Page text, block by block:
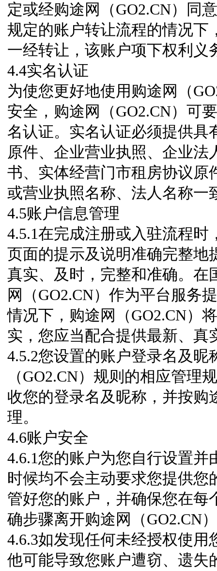
定或经购途网（GO2.CN）同
规定的账户转让流程的情况下
一经转让，该账户项下权利义
4.4实名认证
为使您更好地使用购途网（
安全，购途网（GO2.CN）可
名认证。实名认证必须提供具
原件、企业营业执照、企业
书、实体经营门市租房协议原
或营业执照名称、法人名称一
4.5账户信息管理
4.5.1在完成注册或入驻流程时
页面的提示及说明准确完整地
真实、及时，完整和准确。在
网（GO2.CN）作为平台服务
情况下，购途网（GO2.CN）
实，您应当配合提供最新、真
4.5.2您设置的账户登录名及
（GO2.CN）规则的相应管理
收您的登录名及昵称，并按购
理。
4.6账户安全
4.6.1您的账户为您自行设置并
时候均不会主动要求您提供
管好您的账户，并确保您在
确步骤离开购途网（GO2.CN
4.6.3如发现任何未经授权使用
他可能导致您账户遭窃、遗失